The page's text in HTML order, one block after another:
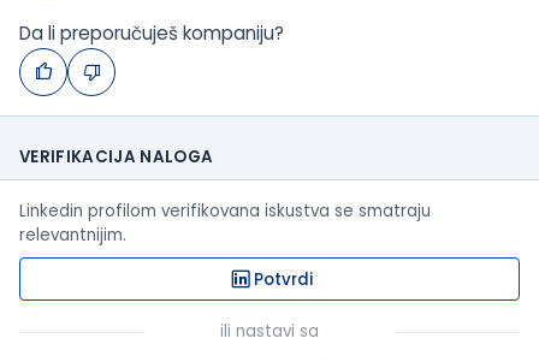
Da li preporučuješ kompaniju?
VERIFIKACIJA NALOGA
Linkedin profilom verifikovana iskustva se smatraju
relevantnijim.
Potvrdi
ili nastavi sa